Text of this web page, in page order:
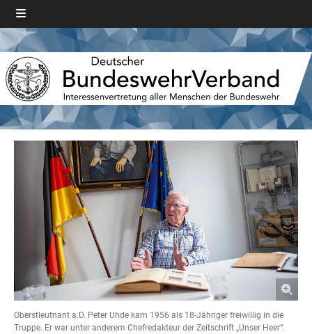
Oberstleutnant a.D. Peter Uhde kam 1956 als 18-Jähriger freiwillig in die
Truppe. Er war unter anderem Chefredakteur der Zeitschrift „Unser Heer“.